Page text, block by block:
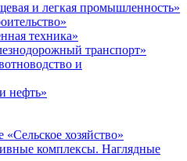
и легкая промышленность»
техника»
транспорт»
и
нефть»
хозяйство»
комплексы. Наглядные